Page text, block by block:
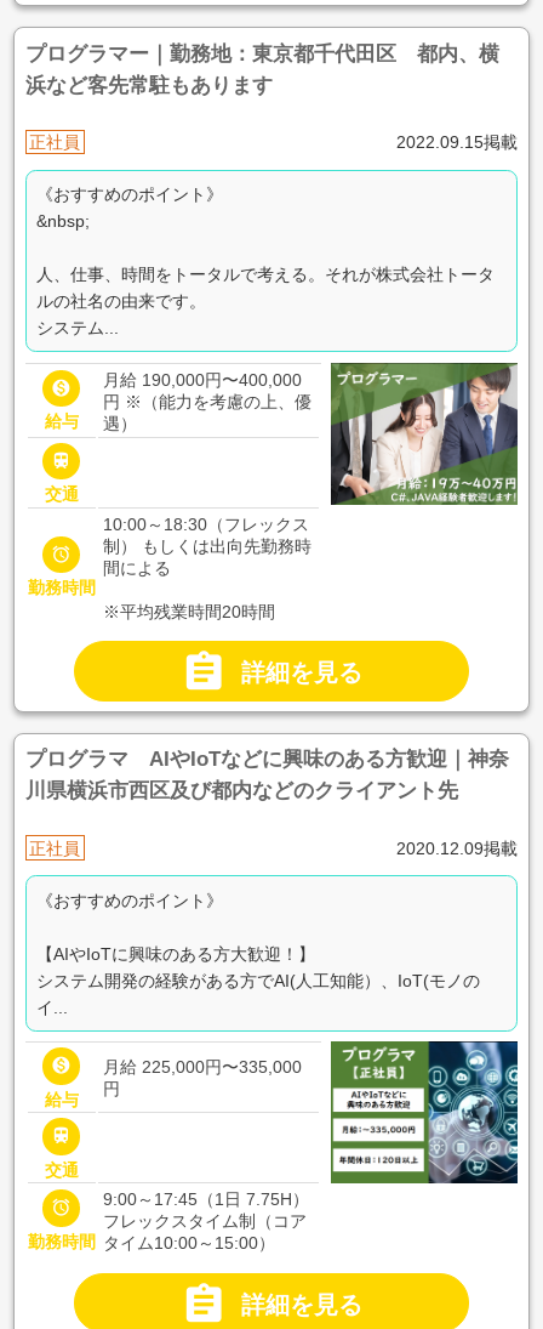
プログラマー｜勤務地：東京都千代田区 都内、横
浜など客先常駐もあります
正社員 2022.09.15掲載
《おすすめのポイント》
&nbsp;
人、仕事、時間をトータルで考える。それが株式会社トータ
ルの社名の由来です。
システム...

給与
月給 190,000円〜400,000
円 ※（能力を考慮の上、優
遇）

交通

勤務時間
10:00～18:30（フレックス
制） もしくは出向先勤務時
間による
※平均残業時間20時間
 詳細を見る
プログラマ AIやIoTなどに興味のある方歓迎｜神奈
川県横浜市西区及び都内などのクライアント先
正社員 2020.12.09掲載
《おすすめのポイント》
【AIやIoTに興味のある方大歓迎！】
システム開発の経験がある方でAI(人工知能）、IoT(モノの
イ...

給与
月給 225,000円〜335,000
円

交通

勤務時間
9:00～17:45（1日 7.75H）
フレックスタイム制（コア
タイム10:00～15:00）
 詳細を見る